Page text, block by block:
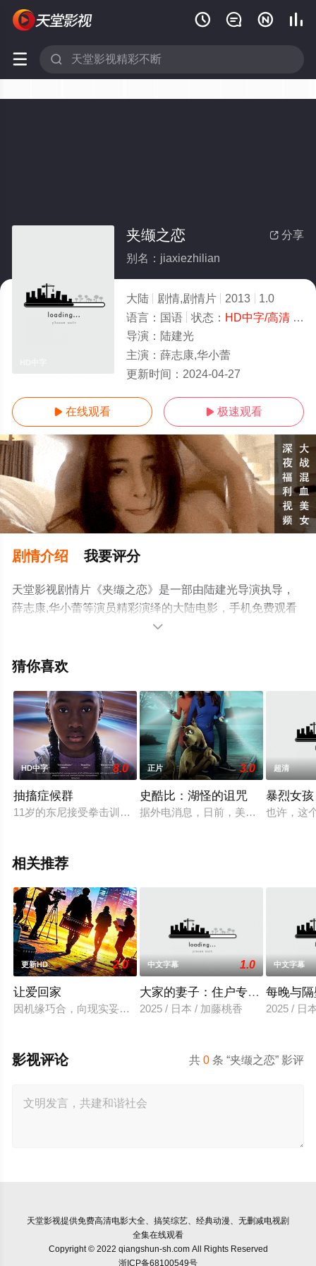
   
 
 分享
夹缬之恋
别名：jiaxiezhilian
大陆 剧情,剧情片 2013
1.0
语言： 国语 状态： HD中字/高清- 免费在线观看
导演： 陆建光
主演： 薛志康,华小蕾
更新时间： 2024-04-27
 在线观看  极速观看
剧情介绍 我要评分
天堂影视剧情片《夹缬之恋》是一部由陆建光导演执导，
薛志康,华小蕾等演员精彩演绎的大陆电影，手机免费观看
高清未删减完整版电影大全就上电影天堂网，更多相关信

猜你喜欢
HD中字 8.0
抽搐症候群
11岁的东尼接受拳击训练，然而她被隔壁舞道教室吸引，偷偷
正片 3.0
史酷比：湖怪的诅咒
据外电消息，日前，美国卡通频道（
超清
暴烈女孩
也许，这
相关推荐
更新HD 2.0
让爱回家
因机缘巧合，向现实妥协的导演朱达仁萌生拍一部《河南人在
中文字幕 1.0
大家的妻子：住户专用洞口
2025 / 日本 / 加藤桃香
中文字幕
每晚与
2025 / 日
共0 条 “夹缬之恋” 影评
影视评论
天堂影视提供免费高清电影大全、搞笑综艺、经典动漫、无删减电视剧
全集在线观看
Copyright © 2022 qiangshun-sh.com All Rights Reserved
浙ICP备68100549号